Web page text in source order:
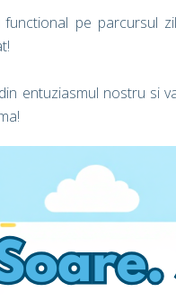
pe parcursul
entuziasmul nostru si